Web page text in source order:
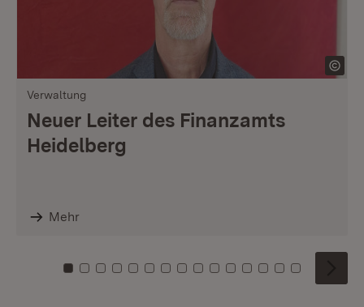
Verwaltung
Neuer Leiter des Finanzamts
Heidelberg
Mehr
Zu Kachel: 0
Zu Kachel: 1
Zu Kachel: 2
Zu Kachel: 3
Zu Kachel: 4
Zu Kachel: 5
Zu Kachel: 6
Zu Kachel: 7
Zu Kachel: 8
Zu Kachel: 9
Zu Kachel: 10
Zu Kachel: 11
Zu Kachel: 12
Zu Kachel:
Zu